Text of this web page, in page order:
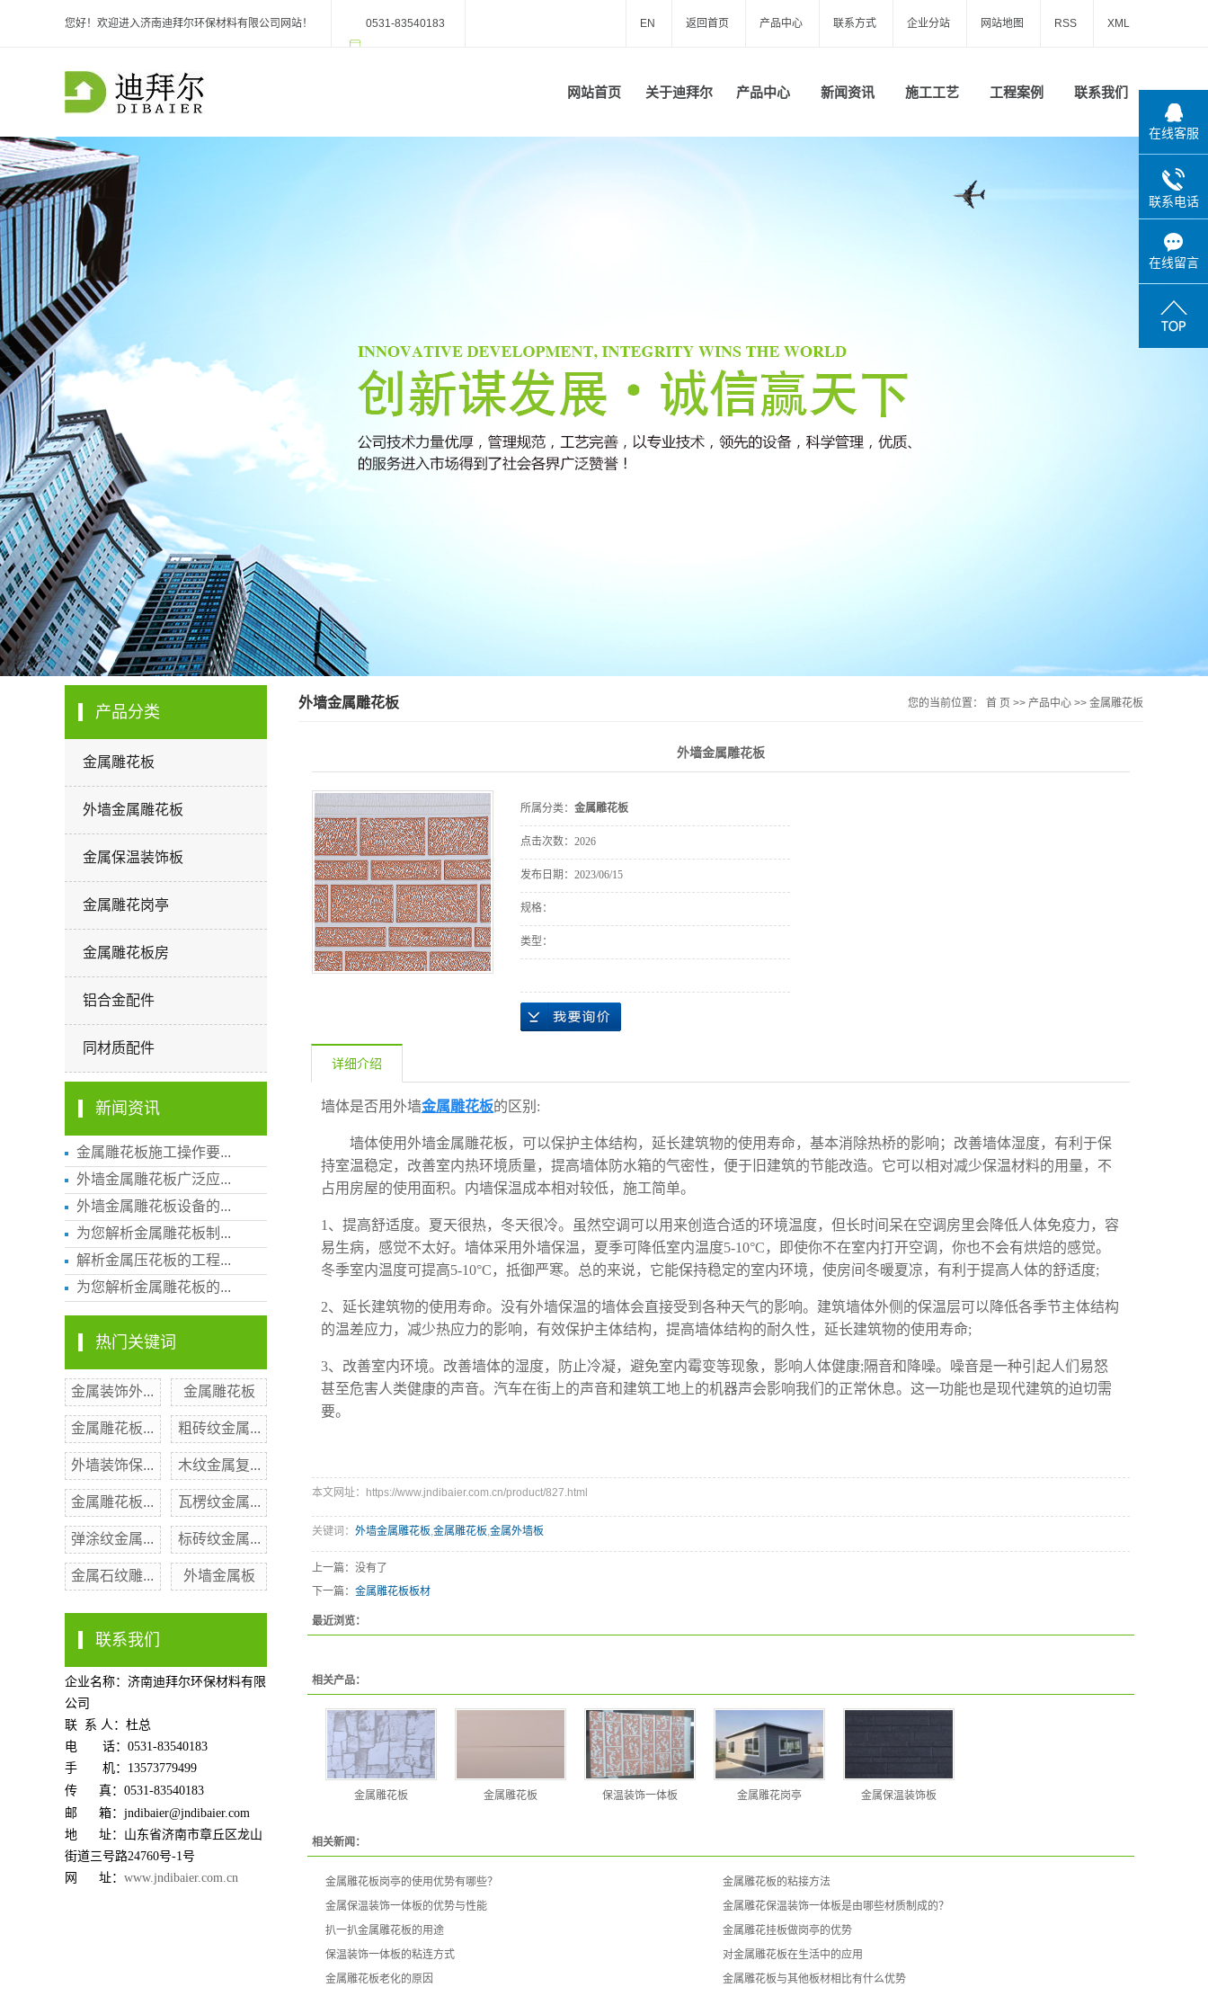
您好！欢迎进入济南迪拜尔环保材料有限公司网站！ 0531-83540183 EN 返回首页 产品中心 联系方式 企业分站 网站地图 RSS XML
网站首页 关于迪拜尔 产品中心
同材质配件
新闻资讯 施工工艺 工程案例 联系我们
产品分类
金属雕花板
外墙金属雕花板
金属保温装饰板
金属雕花岗亭
金属雕花板房
铝合金配件
同材质配件
新闻资讯
金属雕花板施工操作要...
外墙金属雕花板广泛应...
外墙金属雕花板设备的...
为您解析金属雕花板制...
解析金属压花板的工程...
为您解析金属雕花板的...
热门关键词
金属装饰外... 金属雕花板
金属雕花板... 粗砖纹金属...
外墙装饰保... 木纹金属复...
金属雕花板... 瓦楞纹金属...
弹涂纹金属... 标砖纹金属...
金属石纹雕... 外墙金属板
联系我们
企业名称：济南迪拜尔环保材料有限
公司
联 系 人：杜总
电 话：0531-83540183
手 机：13573779499
传 真：0531-83540183
邮 箱：jndibaier@jndibaier.com
地 址：山东省济南市章丘区龙山
街道三号路24760号-1号
网 址： www.jndibaier.com.cn
外墙金属雕花板 您的当前位置： 首 页 >> 产品中心 >> 金属雕花板
外墙金属雕花板
所属分类： 金属雕花板
点击次数： 2026
发布日期： 2023/06/15
规格：
类型：
详细介绍
墙体是否用外墙金属雕花板的 区别 :
墙体使用外墙金属雕花板 ，可以保护主体结构，延长建筑物的使用寿命，基本消除热桥的影响 ； 改善墙体湿度，有利于保
持室温稳定，改善室内热环境质量，提高墙体防水箱的气密性，便于旧建筑的节能改造。它可以相对减少保温材料的用量，不
占用房屋的使用面积。内墙保温成本相对较低，施工简单。
1、 提高舒适度。夏天很热，冬天很冷。虽然空调可以用来创造合适的环境温度，但长时间呆在空调房里会降低人体免疫力，容
易生病，感觉不太好。墙体采用外墙保温，夏季可降低室内温度5-10°C，即使你不在室内打开空调，你也不会有烘焙的感觉。
冬季室内温度可提高5-10°C，抵御严寒。总的来说，它能保持稳定的室内环境，使房间冬暖夏凉，有利于提高人体的舒适度;
2、 延长建筑物的使用寿命。没有外墙保温的墙体会直接受到各种天气的影响。建筑墙体外侧的保温层可以降低各季节主体结构
的温差应力，减少热应力的影响，有效保护主体结构，提高墙体结构的耐久性，延长建筑物的使用寿命;
3、 改善室内环境。改善墙体的湿度，防止冷凝，避免室内霉变等现象，影响人体健康;隔音和降噪。噪音是一种引起人们易怒
甚至危害人类健康的声音。汽车在街上的声音和建筑工地上的机器声会影响我们的正常休息。这一功能也是现代建筑的迫切需
要。
本文网址：https://www.jndibaier.com.cn/product/827.html
关键词： 外墙金属雕花板,金属雕花板,金属外墙板
上一篇：没有了
下一篇： 金属雕花板板材
最近浏览：
相关产品：
金属雕花板 金属雕花板 保温装饰一体板 金属雕花岗亭 金属保温装饰板
相关新闻：
金属雕花板岗亭的使用优势有哪些？
金属雕花板的粘接方法
金属保温装饰一体板的优势与性能
金属雕花保温装饰一体板是由哪些材质制成的？
扒一扒金属雕花板的用途
金属雕花挂板做岗亭的优势
保温装饰一体板的粘连方式
对金属雕花板在生活中的应用
金属雕花板老化的原因
金属雕花板与其他板材相比有什么优势
在线客服
联系电话
在线留言